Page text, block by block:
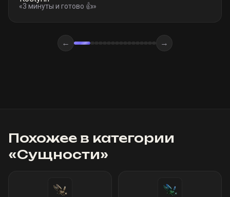
«3 минуты и готово 👍»
← →
Похожее в категории
«Сущности»